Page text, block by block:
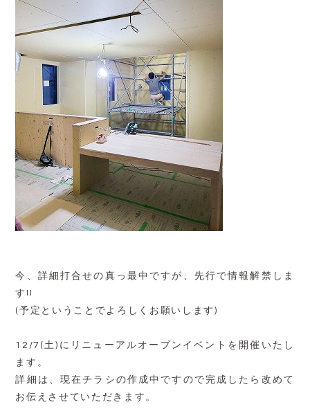
今、詳細打合せの真っ最中ですが、先行で情報解禁しま
す!!
(予定ということでよろしくお願いします)
12/7(土)にリニューアルオープンイベントを開催いたし
ます。
詳細は、現在チラシの作成中ですので完成したら改めて
お伝えさせていただきます。